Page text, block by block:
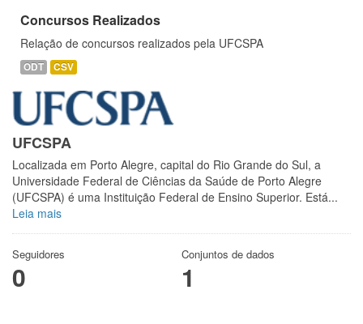
Concursos Realizados
Relação de concursos realizados pela UFCSPA
ODT CSV
UFCSPA
Localizada em Porto Alegre, capital do Rio Grande do Sul, a
Universidade Federal de Ciências da Saúde de Porto Alegre
(UFCSPA) é uma Instituição Federal de Ensino Superior. Está...
Leia mais
Seguidores
0
Conjuntos de dados
1